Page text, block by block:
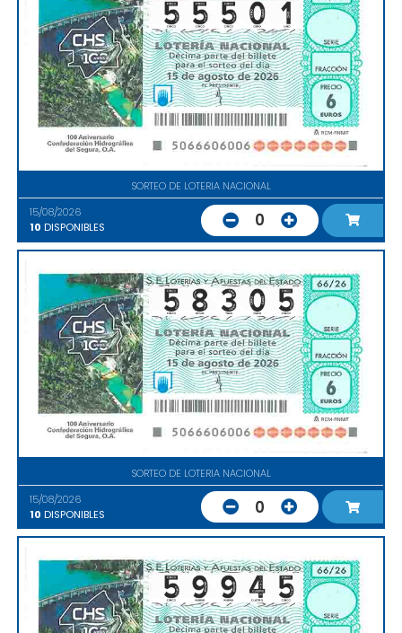
SORTEO DE LOTERIA NACIONAL
15/08/2026
10 DISPONIBLES 0
SORTEO DE LOTERIA NACIONAL
15/08/2026
10 DISPONIBLES 0